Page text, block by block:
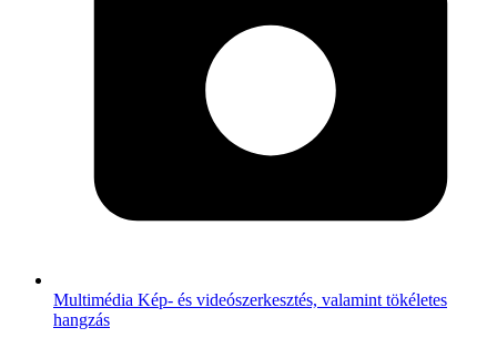
Multimédia Kép- és videószerkesztés, valamint tökéletes
hangzás